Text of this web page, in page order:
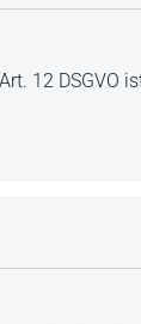
12 DSGVO